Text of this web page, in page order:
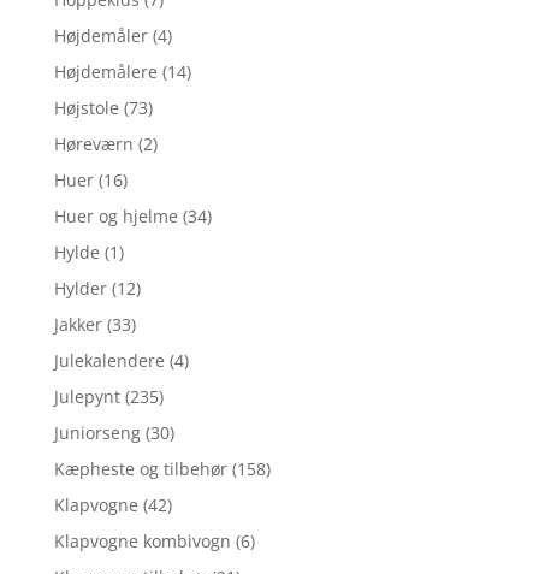
Højdemåler (4)
Højdemålere (14)
Højstole (73)
Høreværn (2)
Huer (16)
Huer og hjelme (34)
Hylde (1)
Hylder (12)
Jakker (33)
Julekalendere (4)
Julepynt (235)
Juniorseng (30)
Kæpheste og tilbehør (158)
Klapvogne (42)
Klapvogne kombivogn (6)